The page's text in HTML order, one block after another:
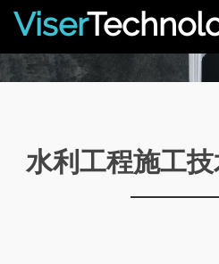
Viser
水利工程施工